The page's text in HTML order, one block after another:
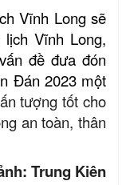
Vĩnh Long sẽ
Vĩnh Long,
đề đưa đón
Đán 2023 một
tượng tốt cho
an toàn, thân
Trung Kiên